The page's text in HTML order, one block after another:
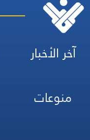
آخر الأخبار
منوعات